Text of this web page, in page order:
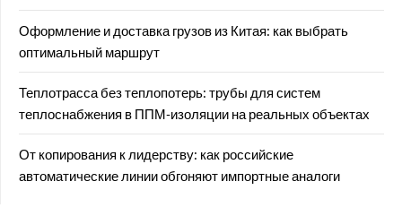
Оформление и доставка грузов из Китая: как выбрать
оптимальный маршрут
Теплотрасса без теплопотерь: трубы для систем
теплоснабжения в ППМ‑изоляции на реальных объектах
От копирования к лидерству: как российские
автоматические линии обгоняют импортные аналоги